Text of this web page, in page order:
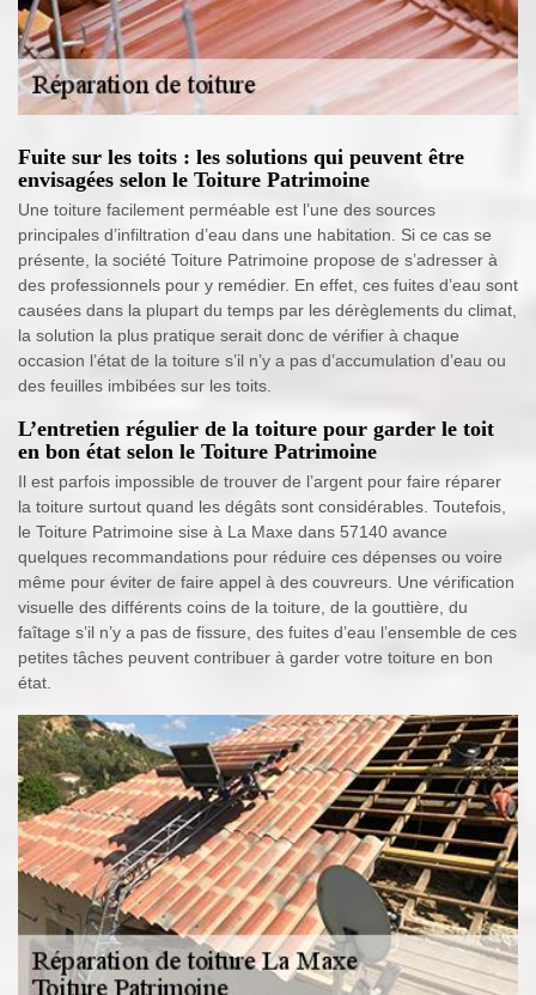
Fuite sur les toits : les solutions qui peuvent être
envisagées selon le Toiture Patrimoine
Une toiture facilement perméable est l’une des sources
principales d’infiltration d’eau dans une habitation. Si ce cas se
présente, la société Toiture Patrimoine propose de s’adresser à
des professionnels pour y remédier. En effet, ces fuites d’eau sont
causées dans la plupart du temps par les dérèglements du climat,
la solution la plus pratique serait donc de vérifier à chaque
occasion l’état de la toiture s’il n’y a pas d’accumulation d’eau ou
des feuilles imbibées sur les toits.
L’entretien régulier de la toiture pour garder le toit
en bon état selon le Toiture Patrimoine
Il est parfois impossible de trouver de l’argent pour faire réparer
la toiture surtout quand les dégâts sont considérables. Toutefois,
le Toiture Patrimoine sise à La Maxe dans 57140 avance
quelques recommandations pour réduire ces dépenses ou voire
même pour éviter de faire appel à des couvreurs. Une vérification
visuelle des différents coins de la toiture, de la gouttière, du
faîtage s’il n’y a pas de fissure, des fuites d’eau l’ensemble de ces
petites tâches peuvent contribuer à garder votre toiture en bon
état.